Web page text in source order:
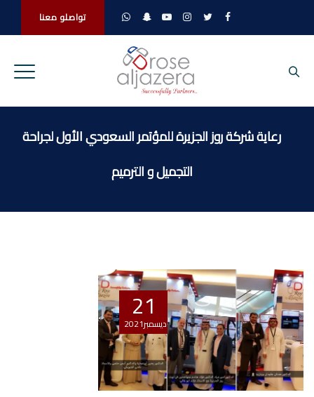
تواصلو معنا
رعاية شركة روز الجزيرة للمؤتمر السعودي الأول لجراحة
التجميل و الترميم
21ديسمبر2021